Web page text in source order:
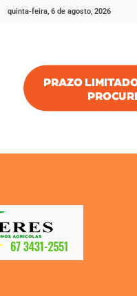
quinta-feira, 6 de agosto, 2026